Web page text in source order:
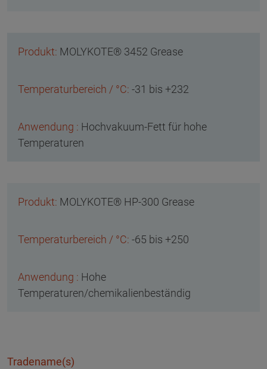
MOLYKOTE® 3452 Grease
-31 bis +232
Hochvakuum-Fett für hohe
Temperaturen
MOLYKOTE® HP-300 Grease
-65 bis +250
Hohe
Temperaturen/chemikalienbeständig
Tradename(s)